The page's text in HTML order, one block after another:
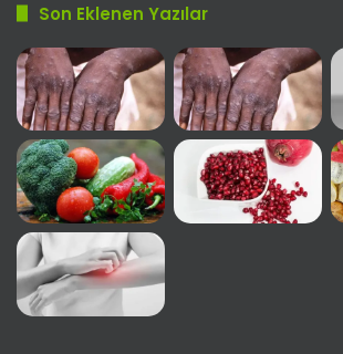
Son Eklenen Yazılar